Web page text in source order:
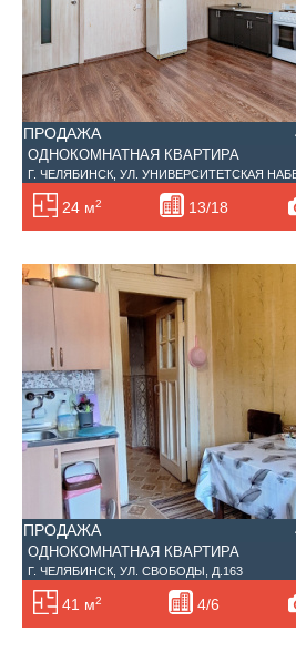
ПРОДАЖА
ОДНОКОМНАТНАЯ КВАРТИРА
Г. ЧЕЛЯБИНСК, УЛ. УНИВЕРСИТЕТСКАЯ
24 м2 13/18
ПРОДАЖА
ОДНОКОМНАТНАЯ КВАРТИРА
Г. ЧЕЛЯБИНСК, УЛ. СВОБОДЫ, Д.163
41 м2 4/6